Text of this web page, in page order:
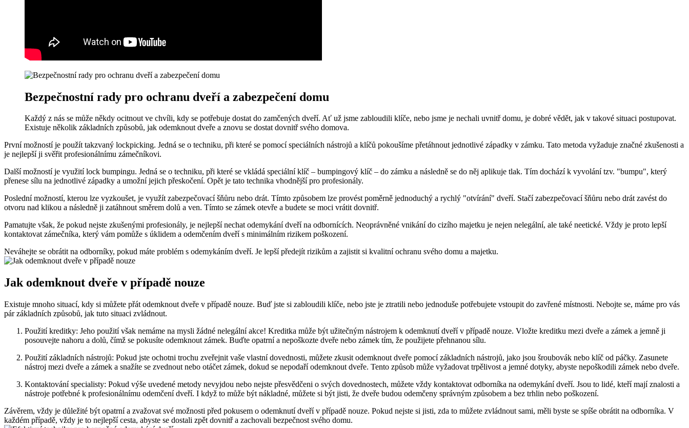
Bezpečnostní rady pro ochranu dveří a zabezpečení domu
Každý z nás se může někdy ocitnout ve chvíli, kdy se potřebuje dostat do zamčených dveří. Ať už jsme zabloudili klíče, nebo jsme je nechali uvnitř domu, je dobré vědět, jak v takové situaci postupovat.
Existuje několik základních způsobů, jak odemknout dveře a znovu se dostat dovnitř svého domova.
První možností je použít takzvaný lockpicking. Jedná se o techniku, při které se pomocí speciálních nástrojů a klíčů pokoušíme přetáhnout jednotlivé západky v zámku. Tato metoda vyžaduje značné zkušenosti a
je nejlepší ji svěřit profesionálnímu zámečníkovi.
Další možností je využití lock bumpingu. Jedná se o techniku, při které se vkládá speciální klíč – bumpingový klíč – do zámku a následně se do něj aplikuje tlak. Tím dochází k vyvolání tzv. "bumpu", který
přenese sílu na jednotlivé západky a umožní jejich přeskočení. Opět je tato technika vhodnější pro profesionály.
Poslední možností, kterou lze vyzkoušet, je využít zabezpečovací šňůru nebo drát. Tímto způsobem lze provést poměrně jednoduchý a rychlý "otvírání" dveří. Stačí zabezpečovací šňůru nebo drát zavést do
otvoru nad klikou a následně ji zatáhnout směrem dolů a ven. Tímto se zámek otevře a budete se moci vrátit dovnitř.
Pamatujte však, že pokud nejste zkušenými profesionály, je nejlepší nechat odemykání dveří na odbornících. Neoprávněné vnikání do cizího majetku je nejen nelegální, ale také neetické. Vždy je proto lepší
kontaktovat zámečníka, který vám pomůže s úklidem a odemčením dveří s minimálním rizikem poškození.
Neváhejte se obrátit na odborníky, pokud máte problém s odemykáním dveří. Je lepší předejít rizikům a zajistit si kvalitní ochranu svého domu a majetku.
Jak odemknout dveře v případě nouze
Existuje mnoho situací, kdy si můžete přát odemknout dveře v případě nouze. Buď jste si zabloudili klíče, nebo jste je ztratili nebo jednoduše potřebujete vstoupit do zavřené místnosti. Nebojte se, máme pro vás
pár základních způsobů, jak tuto situaci zvládnout.
Použití kreditky: Jeho použití však nemáme na mysli žádné nelegální akce! Kreditka může být užitečným nástrojem k odemknutí dveří v případě nouze. Vložte kreditku mezi dveře a zámek a jemně ji
posouvejte nahoru a dolů, čímž se pokusíte odemknout zámek. Buďte opatrní a nepoškozte dveře nebo zámek tím, že použijete přehnanou sílu.
Použití základních nástrojů: Pokud jste ochotni trochu zveřejnit vaše vlastní dovednosti, můžete zkusit odemknout dveře pomocí základních nástrojů, jako jsou šroubovák nebo klíč od páčky. Zasunete
nástroj mezi dveře a zámek a snažíte se zvednout nebo otáčet zámek, dokud se nepodaří odemknout dveře. Tento způsob může vyžadovat trpělivost a jemné dotyky, abyste nepoškodili zámek nebo dveře.
Kontaktování specialisty: Pokud výše uvedené metody nevyjdou nebo nejste přesvědčeni o svých dovednostech, můžete vždy kontaktovat odborníka na odemykání dveří. Jsou to lidé, kteří mají znalosti a
nástroje potřebné k profesionálnímu odemčení dveří. I když to může být nákladné, můžete si být jisti, že dveře budou odemčeny správným způsobem a bez trhlin nebo poškození.
Závěrem, vždy je důležité být opatrní a zvažovat své možnosti před pokusem o odemknutí dveří v případě nouze. Pokud nejste si jisti, zda to můžete zvládnout sami, měli byste se spíše obrátit na odborníka. V
každém případě, vždy je to nejlepší cesta, abyste se dostali zpět dovnitř a zachovali bezpečnost svého domu.